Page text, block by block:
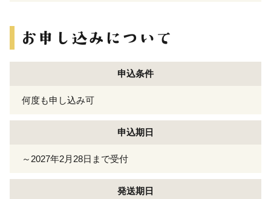
申込条件
何度も申し込み可
申込期日
～2027年2月28日まで受付
発送期日